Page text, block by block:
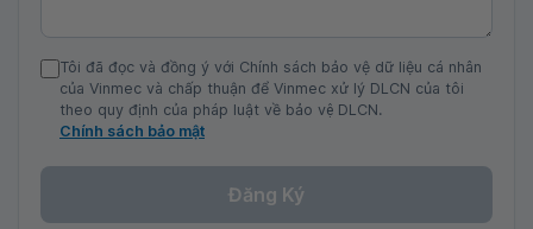
Tôi đã đọc và đồng ý với Chính sách bảo vệ dữ liệu cá nhân
của Vinmec và chấp thuận để Vinmec xử lý DLCN của tôi
theo quy định của pháp luật về bảo vệ DLCN.
Chính sách bảo mật
Đăng Ký